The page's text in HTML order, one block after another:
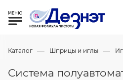
Каталог — Шприцы и иглы —
Система